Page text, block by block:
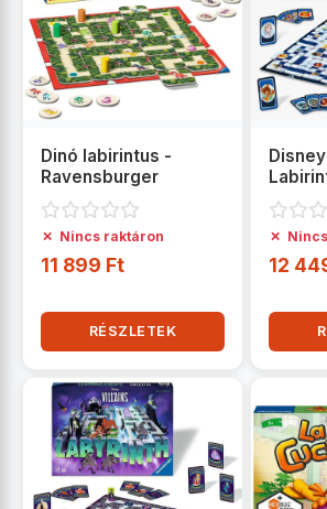
Dinó labirintus -
Ravensburger
✗ Nincs raktáron
11 899 Ft
RÉSZLETEK
-
✗
12